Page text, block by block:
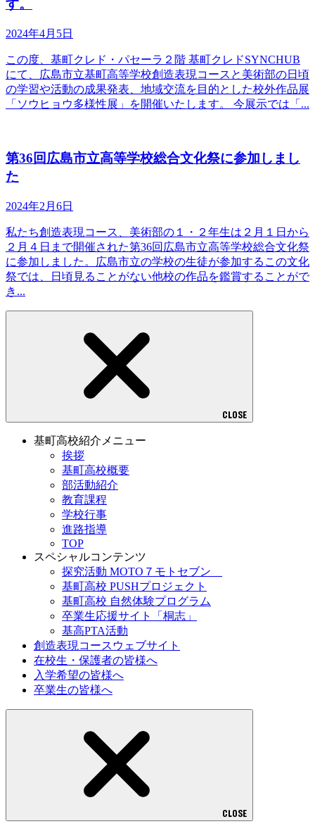
す。
2024年4月5日
この度、基町クレド・パセーラ２階 基町クレドSYNCHUB
にて、広島市立基町高等学校創造表現コースと美術部の日頃
の学習や活動の成果発表、地域交流を目的とした校外作品展
「ソウヒョウ多様性展」を開催いたします。 今展示では「...
第36回広島市立高等学校総合文化祭に参加しまし
た
2024年2月6日
私たち創造表現コース、美術部の１・２年生は２月１日から
２月４日まで開催された第36回広島市立高等学校総合文化祭
に参加しました。広島市立の学校の生徒が参加するこの文化
祭では、日頃見ることがない他校の作品を鑑賞することがで
き...
CLOSE
基町高校紹介メニュー
挨拶
基町高校概要
部活動紹介
教育課程
学校行事
進路指導
TOP
スペシャルコンテンツ
探究活動 MOTO７モトセブン
基町高校 PUSHプロジェクト
基町高校 自然体験プログラム
卒業生応援サイト「桐志」
基高PTA活動
創造表現コースウェブサイト
在校生・保護者の皆様へ
入学希望の皆様へ
卒業生の皆様へ
CLOSE